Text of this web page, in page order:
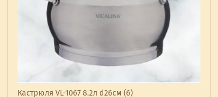
Кастрюля VL-1067 8.2л d26см (6)